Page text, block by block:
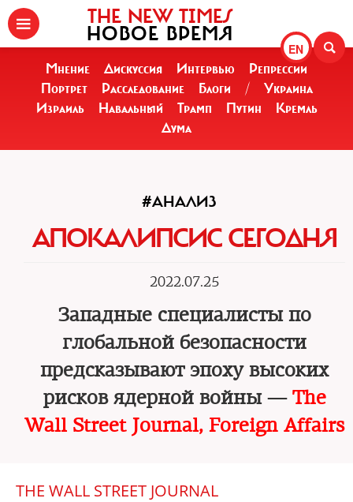
EN
THE NEW TIMES
НОВОЕ ВРЕМЯ
Мнение Дискуссия Интервью
Репрессии
Портрет
Расследование Блоги /
Украина
Израиль
Навальный Трамп Путин
Кремль
Дума
#АНАЛИЗ
АПОКАЛИПСИС СЕГОДНЯ
2022.07.25
Западные специалисты по
глобальной безопасности
предсказывают эпоху высоких
рисков ядерной войны — The
Wall Street Journal, Foreign Affairs
THE WALL STREET JOURNAL